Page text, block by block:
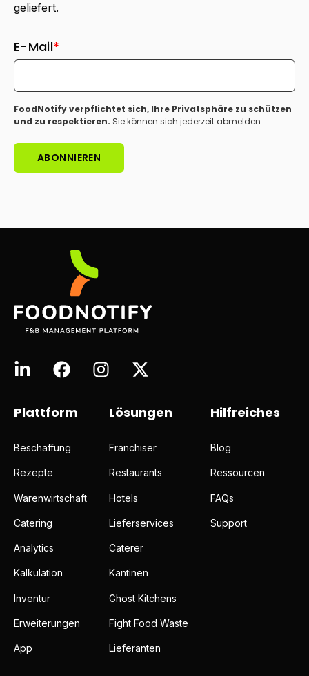
geliefert.
E-Mail*
FoodNotify verpflichtet sich, Ihre Privatsphäre zu schützen
und zu respektieren. Sie können sich jederzeit abmelden.
Plattform
Beschaffung
Rezepte
Warenwirtschaft
Catering
Analytics
Kalkulation
Inventur
Erweiterungen
App
Lösungen
Franchiser
Restaurants
Hotels
Lieferservices
Caterer
Kantinen
Ghost Kitchens
Fight Food Waste
Lieferanten
Hilfreiches
Blog
Ressourcen
FAQs
Support